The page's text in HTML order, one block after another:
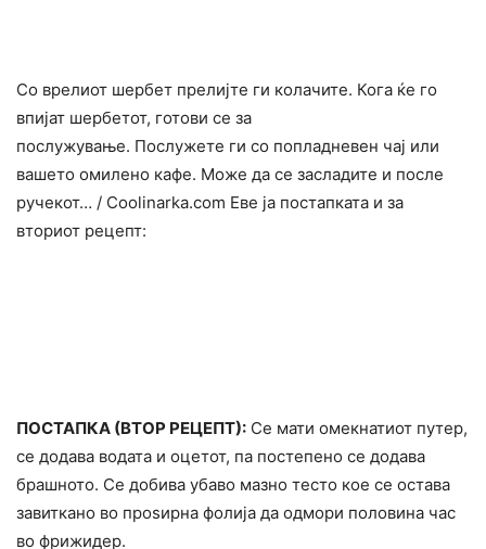
Со врелиот шербет прелијте ги колачите. Кога ќе го
впијат шербетот, готови се за
послужување. Послужете ги со попладневен чај или
вашето омилено кафе. Може да се засладите и после
ручекот… / Сoolinarka.сom Еве ја постапката и за
вториот рецепт:
ПОСТАПКА (ВТОР РЕЦЕПТ): Се мати омекнатиот путер,
се додава водата и оцетот, па постепено се додава
брашното. Се добива убаво мазно тесто кое се остава
завиткано во проѕирна фолија да одмори половина час
во фрижидер.